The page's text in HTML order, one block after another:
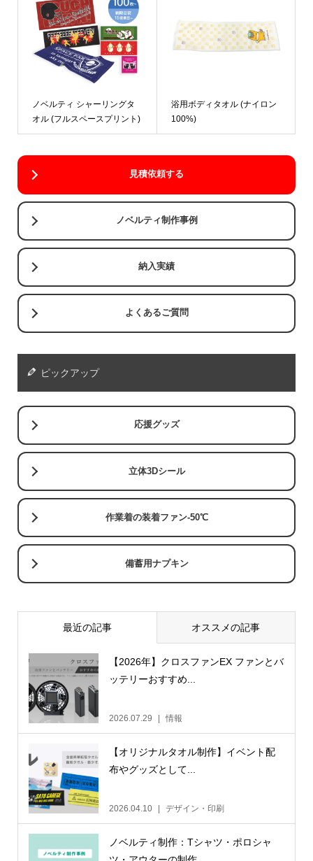
ノベルティ シャーリングタ
オル (フルスペースプリント)
浴用ボディタオル (ナイロン
100%)
見積依頼する
ノベルティ制作事例
納入実績
よくあるご質問
ピックアップ
応援グッズ
立体3Dシール
作業着の装着ファン-50℃
備蓄用ナプキン
最近の記事 オススメの記事
【2026年】クロスファンEX ファンとバ
ッテリーおすすめ...
2026.07.29 情報
【オリジナルタオル制作】イベント配
布やグッズとして...
2026.04.10 デザイン・印刷
ノベルティ制作：Tシャツ・ポロシャ